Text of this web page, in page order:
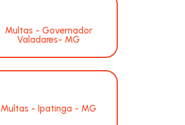
Multas - Governador
Valadares- MG
Multas - Ipatinga - MG